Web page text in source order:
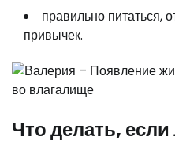
правильно питаться,
привычек.
Что делать,